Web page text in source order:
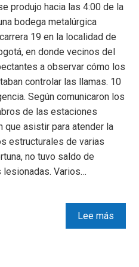
produjo hacia las 4:00 de la
bodega metalúrgica
19 en la localidad de
en donde vecinos del
a observar cómo los
controlar las llamas. 10
Según comunicaron los
de las estaciones
que asistir para atender la
estructurales de varias
no tuvo saldo de
Varios…
Lee más